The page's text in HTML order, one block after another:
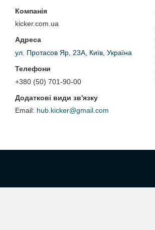
kicker.com.ua
ул. Протасов Яр, 23А, Київ, Україна
+380 (50) 701-90-00
hub.kicker@gmail.com